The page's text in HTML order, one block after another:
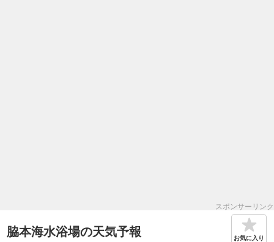
スポンサーリンク
脇本海水浴場の天気予報 お気に入り